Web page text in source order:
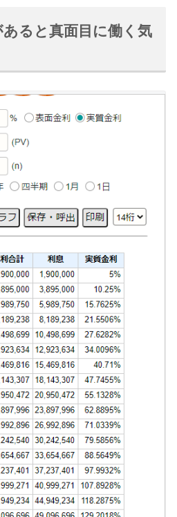
ると真面目に働く気